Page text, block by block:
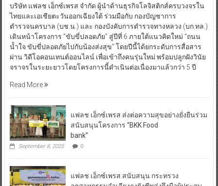
บริษัท แฟลช เอ็กซ์เพรส จำกัด ผู้นำด้านธุรกิจโลจิสติกส์ครบวงจรใน
ไทยและเอเชียตะวันออกเฉียงใต้ ร่วมมือกับ กองบัญชาการ
ตำรวจนครบาล (บช.น.) และ กองบังคับการตำรวจทางหลวง (บก.ทล.)
เดินหน้าโครงการ “ขับขี่ปลอดภัย” สู่ปีที่ 6 ภายใต้แนวคิดใหม่ “ถนน
น้ำใจ ขับขี่ปลอดภัยไปกับน้องส่งสุข” โดยปีนี้ได้ยกระดับการสื่อสาร
ผ่าน วิดีโอคอนเทนต์ออนไลน์ เพื่อเข้าถึงคนรุ่นใหม่ พร้อมปลูกฝังวินัย
จราจรในระยะยาวโดยโครงการนี้ดำเนินต่อเนื่องมาแล้วกว่า 5 ปี
Read More
แฟลช เอ็กซ์เพรส ส่งต่อความสุขอย่างยั่งยืนร่วม
สนับสนุนโครงการ “BKK Food
bank”
September 8, 2025 0
แฟลช เอ็กซ์เพรส สนับสนุน กระทรวง